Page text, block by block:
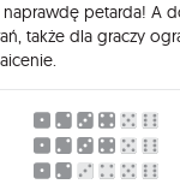
naprawdę petarda! A
także dla graczy